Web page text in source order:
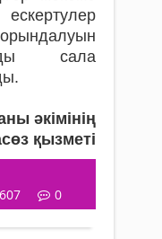
сала
әкімінің
қызметі
607 0